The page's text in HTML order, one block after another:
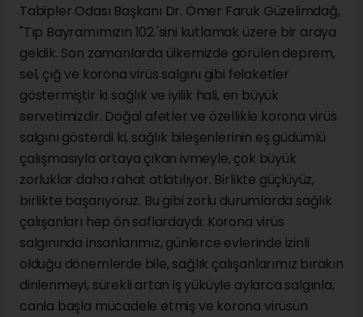
Tabipler Odası Başkanı Dr. Ömer Faruk Güzelimdağ,
"Tıp Bayramımızın 102.'sini kutlamak üzere bir araya
geldik. Son zamanlarda ülkemizde görülen deprem,
sel, çığ ve korona virüs salgını gibi felaketler
göstermiştir ki sağlık ve iyilik hali, en büyük
servetimizdir. Doğal afetler ve özellikle korona virüs
salgını gösterdi ki, sağlık bileşenlerinin eş güdümlü
çalışmasıyla ortaya çıkan ivmeyle, çok büyük
zorluklar daha rahat atlatılıyor. Birlikte güçlüyüz,
birlikte başarıyoruz. Bu gibi zorlu durumlarda sağlık
çalışanları hep ön saflardaydı. Korona virüs
salgınında insanlarımız, günlerce evlerinde izinli
olduğu dönemlerde bile, sağlık çalışanlarımız bırakın
dinlenmeyi, sürekli artan iş yüküyle aylarca salgınla,
canla başla mücadele etmiş ve korona virüsün